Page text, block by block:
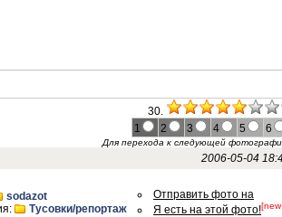
30.
1
2 3 4 5 6
Для перехода к следующей
2006-05-04
sodazot
Тусовки/репортаж
Отправить фото на
Я есть на этой фото!